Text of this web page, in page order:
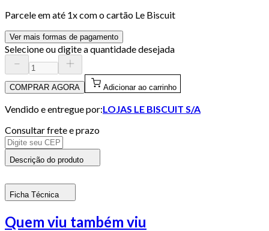
Parcele em até 1x com o cartão Le Biscuit
Ver mais formas de pagamento
Selecione ou digite a quantidade desejada
COMPRAR AGORA Adicionar ao carrinho
Vendido e entregue por:LOJAS LE BISCUIT S/A
Consultar frete e prazo
Descrição do produto
Ficha Técnica
Quem viu também viu